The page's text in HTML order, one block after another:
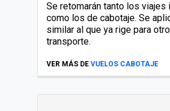
Se retomarán tanto los viajes
como los de cabotaje. Se
similar al que ya rige para
transporte.
VER MÁS DE VUELOS CABOTAJE